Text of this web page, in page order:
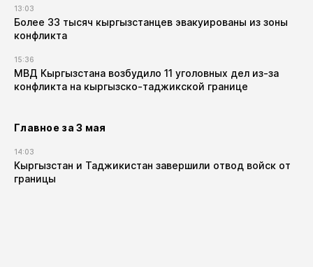
13:03
Более 33 тысяч кыргызстанцев эвакуированы из зоны
конфликта
15:36
МВД Кыргызстана возбудило 11 уголовных дел из-за
конфликта на кыргызско-таджикской границе
Главное за 3 мая
14:03
Кыргызстан и Таджикистан завершили отвод войск от
границы